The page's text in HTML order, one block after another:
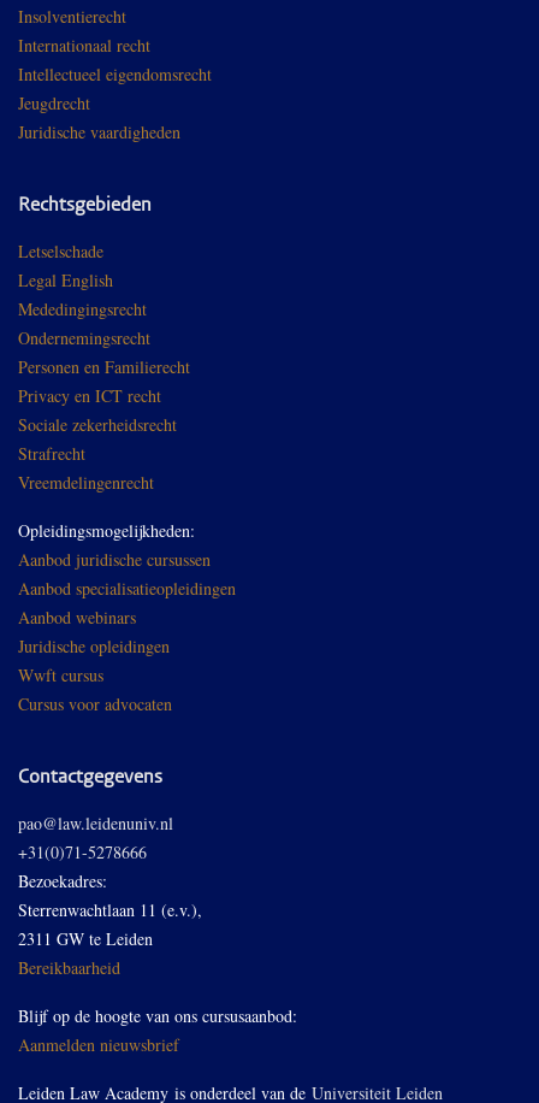
Insolventierecht
Internationaal recht
Intellectueel eigendomsrecht
Jeugdrecht
Juridische vaardigheden
Rechtsgebieden
Letselschade
Legal English
Mededingingsrecht
Ondernemingsrecht
Personen en Familierecht
Privacy en ICT recht
Sociale zekerheidsrecht
Strafrecht
Vreemdelingenrecht
Opleidingsmogelijkheden:
Aanbod juridische cursussen
Aanbod specialisatieopleidingen
Aanbod webinars
Juridische opleidingen
Wwft cursus
Cursus voor advocaten
Contactgegevens
pao@law.leidenuniv.nl
+31(0)71-5278666
Bezoekadres:
Sterrenwachtlaan 11 (e.v.),
2311 GW te Leiden
Bereikbaarheid
Blijf op de hoogte van ons cursusaanbod:
Aanmelden nieuwsbrief
Leiden Law Academy is onderdeel van de Universiteit Leiden